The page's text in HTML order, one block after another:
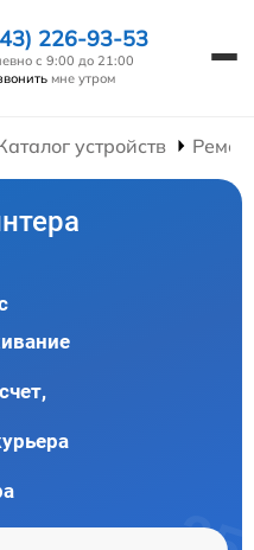
226-93-53
с 9:00 до 21:00
мне утром
устройств